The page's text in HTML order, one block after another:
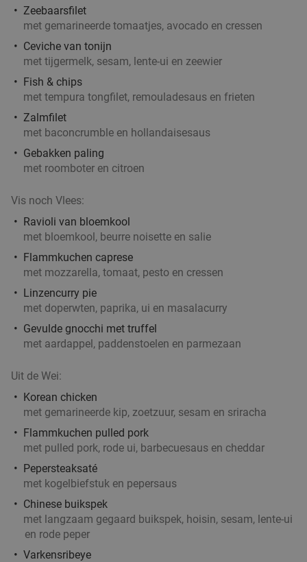
Zeebaarsfilet
met gemarineerde tomaatjes, avocado en cressen
Ceviche van tonijn
met tijgermelk, sesam, lente-ui en zeewier
Fish & chips
met tempura tongfilet, remouladesaus en frieten
Zalmfilet
met baconcrumble en hollandaisesaus
Gebakken paling
met roomboter en citroen
Vis noch Vlees:
Ravioli van bloemkool
met bloemkool, beurre noisette en salie
Flammkuchen caprese
met mozzarella, tomaat, pesto en cressen
Linzencurry pie
met doperwten, paprika, ui en masalacurry
Gevulde gnocchi met truffel
met aardappel, paddenstoelen en parmezaan
Uit de Wei:
Korean chicken
met gemarineerde kip, zoetzuur, sesam en sriracha
Flammkuchen pulled pork
met pulled pork, rode ui, barbecuesaus en cheddar
Pepersteaksaté
met kogelbiefstuk en pepersaus
Chinese buikspek
met langzaam gegaard buikspek, hoisin, sesam, lente-ui
en rode peper
Varkensribeye